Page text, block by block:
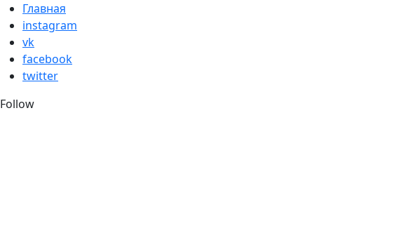
Skip
to
content
Главная
instagram
vk
facebook
twitter
Follow